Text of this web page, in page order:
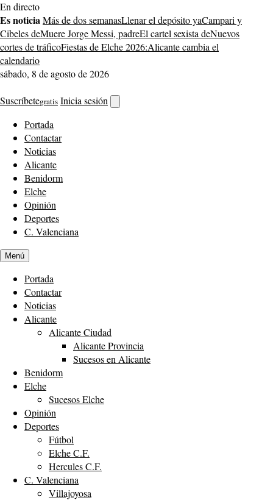
Saltar
al
contenido
En directo
Es noticiaMás de dos semanasLlenar el depósito yaCampari y
Cibeles deMuere Jorge Messi, padreEl cartel sexista deNuevos
cortes de tráficoFiestas de Elche 2026:Alicante cambia el
calendario
sábado, 8 de agosto de 2026
Suscríbetegratis Inicia sesión
buscador
Portada
Contactar
Noticias
Alicante
Benidorm
Elche
Opinión
Deportes
C. Valenciana
Menú
Portada
Contactar
Noticias
Alicante
Alicante Ciudad
Alicante Provincia
Sucesos en Alicante
Benidorm
Elche
Sucesos Elche
Opinión
Deportes
Fútbol
Elche C.F.
Hercules C.F.
C. Valenciana
Villajoyosa